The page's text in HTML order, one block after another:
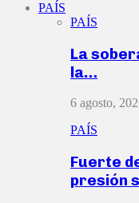
PAÍS
PAÍS
La
la…
6 agosto,
PAÍS
Fuerte
presión